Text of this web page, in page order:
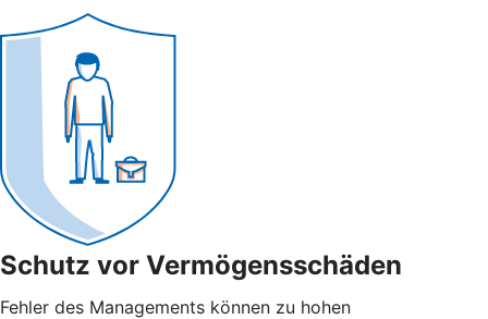
Schutz vor Vermögensschäden
Fehler des Managements können zu hohen